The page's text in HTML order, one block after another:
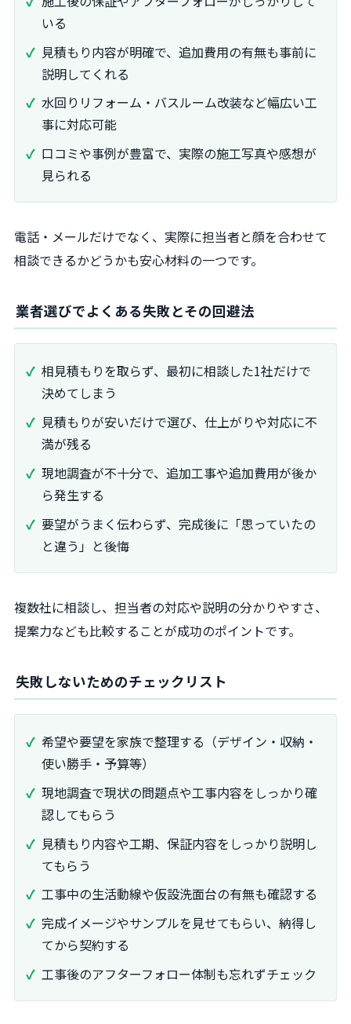
いる
見積もり内容が明確で、追加費用の有無も事前に
説明してくれる
水回りリフォーム・バスルーム改装など幅広い工
事に対応可能
口コミや事例が豊富で、実際の施工写真や感想が
見られる
電話・メールだけでなく、実際に担当者と顔を合わせて
相談できるかどうかも安心材料の一つです。
業者選びでよくある失敗とその回避法
相見積もりを取らず、最初に相談した1社だけで
決めてしまう
見積もりが安いだけで選び、仕上がりや対応に不
満が残る
現地調査が不十分で、追加工事や追加費用が後か
ら発生する
要望がうまく伝わらず、完成後に「思っていたの
と違う」と後悔
複数社に相談し、担当者の対応や説明の分かりやすさ、
提案力なども比較することが成功のポイントです。
失敗しないためのチェックリスト
希望や要望を家族で整理する（デザイン・収納・
使い勝手・予算等）
現地調査で現状の問題点や工事内容をしっかり確
認してもらう
見積もり内容や工期、保証内容をしっかり説明し
てもらう
工事中の生活動線や仮設洗面台の有無も確認する
完成イメージやサンプルを見せてもらい、納得し
てから契約する
工事後のアフターフォロー体制も忘れずチェック